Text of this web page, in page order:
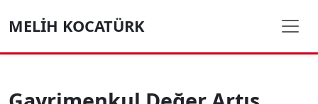
MELIH KOCATÜRK